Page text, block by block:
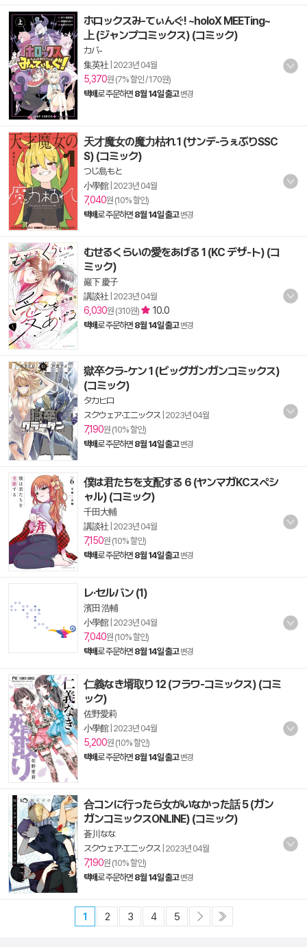
ホロックスみ-てぃんぐ! ~holoX MEETing~
上 (ジャンプコミックス) (コミック)
カバ-
集英社 2023년 04월
5,370원 (7% 할인 / 170원)
택배로 주문하면 8월 14일 출고 변경
天才魔女の魔力枯れ 1 (サンデ-うぇぶりSSC
S) (コミック)
つじ島もと
小學館| 2023년 04월
7,040원 (10% 할인)
택배로 주문하면 8월 14일 출고 변경
むせるくらいの愛をあげる 1 (KC デザ-ト) (コ
ミック)
巖下 慶子
講談社 2023년 04월
6,030원 (310원) 10.0
택배로 주문하면 8월 14일 출고 변경
獄卒クラ-ケン 1 (ビッグガンガンコミックス)
(コミック)
タカヒロ
スクウェア·エニックス 2023년 04월
7,190원 (10% 할인)
택배로 주문하면 8월 14일 출고 변경
僕は君たちを支配する 6 (ヤンマガKCスペシ
ャル) (コミック)
千田大輔
講談社 2023년 04월
7,150원 (10% 할인)
택배로 주문하면 8월 14일 출고 변경
レ·セルバン (1)
濱田 浩輔
小學館| 2023년 04월
7,040원 (10% 할인)
택배로 주문하면 8월 14일 출고 변경
仁義なき壻取り 12 (フラワ-コミックス) (コミ
ック)
佐野愛莉
小學館| 2023년 04월
5,200원 (10% 할인)
택배로 주문하면 8월 14일 출고 변경
合コンに行ったら女がいなかった話 5 (ガン
ガンコミックスONLINE) (コミック)
蒼川なな
スクウェア·エニックス 2023년 04월
7,190원 (10% 할인)
택배로 주문하면 8월 14일 출고 변경
1 2 3 4 5